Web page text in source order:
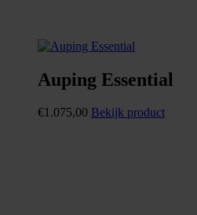
Auping Essential
€1.075,00 Bekijk product